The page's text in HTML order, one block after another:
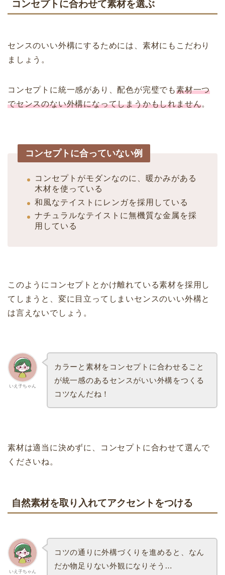
コンセプトに合わせて素材を選ぶ
センスのいい外構にするためには、素材にもこだわり
ましょう。
コンセプトに統一感があり、配色が完璧でも素材一つ
でセンスのない外構になってしまうかもしれません。
コンセプトに合っていない例
コンセプトがモダンなのに、暖かみがある
木材を使っている
和風なテイストにレンガを採用している
ナチュラルなテイストに無機質な金属を採
用している
このようにコンセプトとかけ離れている素材を採用し
てしまうと、変に目立ってしまいセンスのいい外構と
は言えないでしょう。
いえ子ちゃん
カラーと素材をコンセプトに合わせること
が統一感のあるセンスがいい外構をつくる
コツなんだね！
素材は適当に決めずに、コンセプトに合わせて選んで
くださいね。
自然素材を取り入れてアクセントをつける
いえ子ちゃん
コツの通りに外構づくりを進めると、なん
だか物足りない外観になりそう…